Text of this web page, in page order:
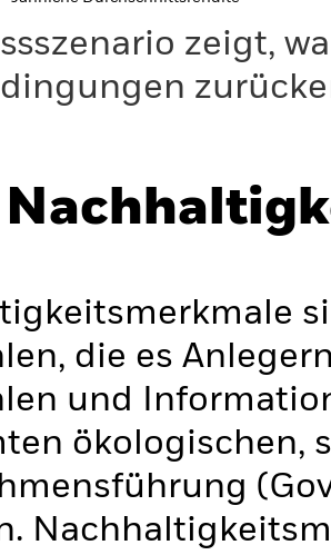
zeigt,
die es
und
ökologischen,